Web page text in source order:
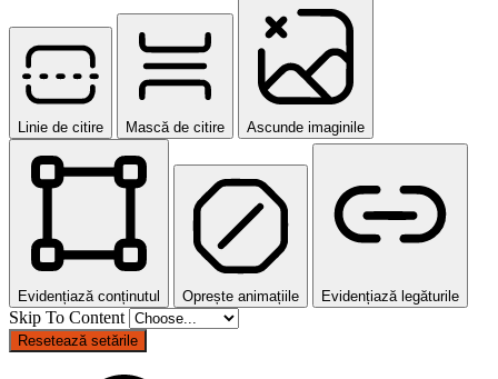
Linie de citire Mască de citire Ascunde imaginile
Evidențiază conținutul Oprește animațiile Evidențiază legăturile
Skip To Content
Resetează setările